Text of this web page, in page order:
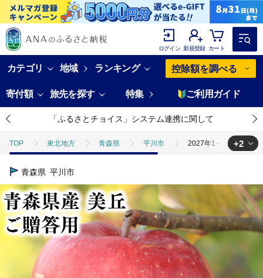
ログイン 新規登録 カート
カテゴリ 地域 ランキング 控除額を調べる
寄付額 旅先を探す 特集 ご利用ガイド
「ふるさとチョイス」システム連携に関して
TOP 東北地方 青森県 平川市 2027年1～3月発送 贈
TOP
TOP フルーツ りんご 2027年1～3月発送 贈答用美丘5kg
+2
青森県 平川市